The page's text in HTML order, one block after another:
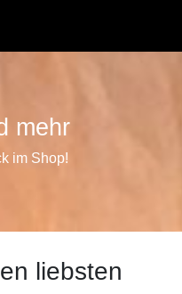
mehr
im Shop!
liebsten